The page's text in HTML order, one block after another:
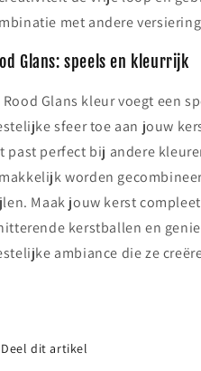
met andere
Glans: speels en kleurrijk
Rood Glans kleur voegt een
sfeer toe aan jouw
past perfect bij andere
worden
Maak jouw kerst
kerstballen en
ambiance die ze
Deel dit artikel